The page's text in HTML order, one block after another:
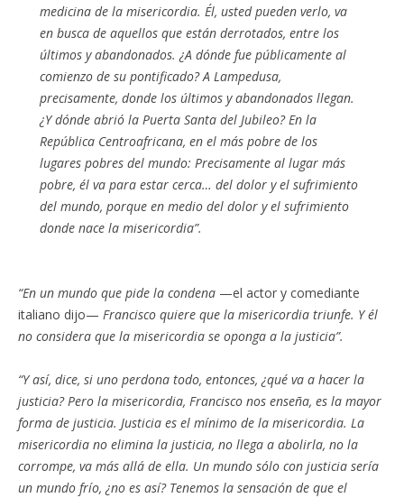
medicina de la misericordia. Él, usted pueden verlo, va
en busca de aquellos que están derrotados, entre los
últimos y abandonados. ¿A dónde fue públicamente al
comienzo de su pontificado? A Lampedusa,
precisamente, donde los últimos y abandonados llegan.
¿Y dónde abrió la Puerta Santa del Jubileo? En la
República Centroafricana, en el más pobre de los
lugares pobres del mundo: Precisamente al lugar más
pobre, él va para estar cerca… del dolor y el sufrimiento
del mundo, porque en medio del dolor y el sufrimiento
donde nace la misericordia”.
“En un mundo que pide la condena —el actor y comediante
italiano dijo— Francisco quiere que la misericordia triunfe. Y él
no considera que la misericordia se oponga a la justicia”.
“Y así, dice, si uno perdona todo, entonces, ¿qué va a hacer la
justicia? Pero la misericordia, Francisco nos enseña, es la mayor
forma de justicia. Justicia es el mínimo de la misericordia. La
misericordia no elimina la justicia, no llega a abolirla, no la
corrompe, va más allá de ella. Un mundo sólo con justicia sería
un mundo frío, ¿no es así? Tenemos la sensación de que el